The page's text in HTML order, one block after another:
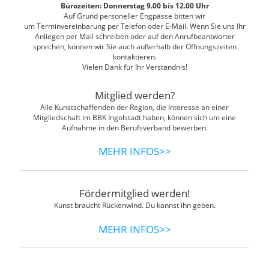
Bürozeiten: Donnerstag 9.00 bis 12.00 Uhr
Auf Grund personeller Engpässe bitten wir
um Terminvereinbarung per Telefon oder E-Mail. Wenn Sie uns Ihr
Anliegen per Mail schreiben oder auf den Anrufbeantworter
sprechen, können wir Sie auch außerhalb der Öffnungszeiten
kontaktieren.
Vielen Dank für Ihr Verständnis!
Mitglied werden?
Alle Kunstschaffenden der Region, die Interesse an einer
Mitgliedschaft im BBK Ingolstadt haben, können sich um eine
Aufnahme in den Berufsverband bewerben.
MEHR INFOS>>
Fördermitglied werden!
Kunst braucht Rückenwind. Du kannst ihn geben.
MEHR INFOS>>